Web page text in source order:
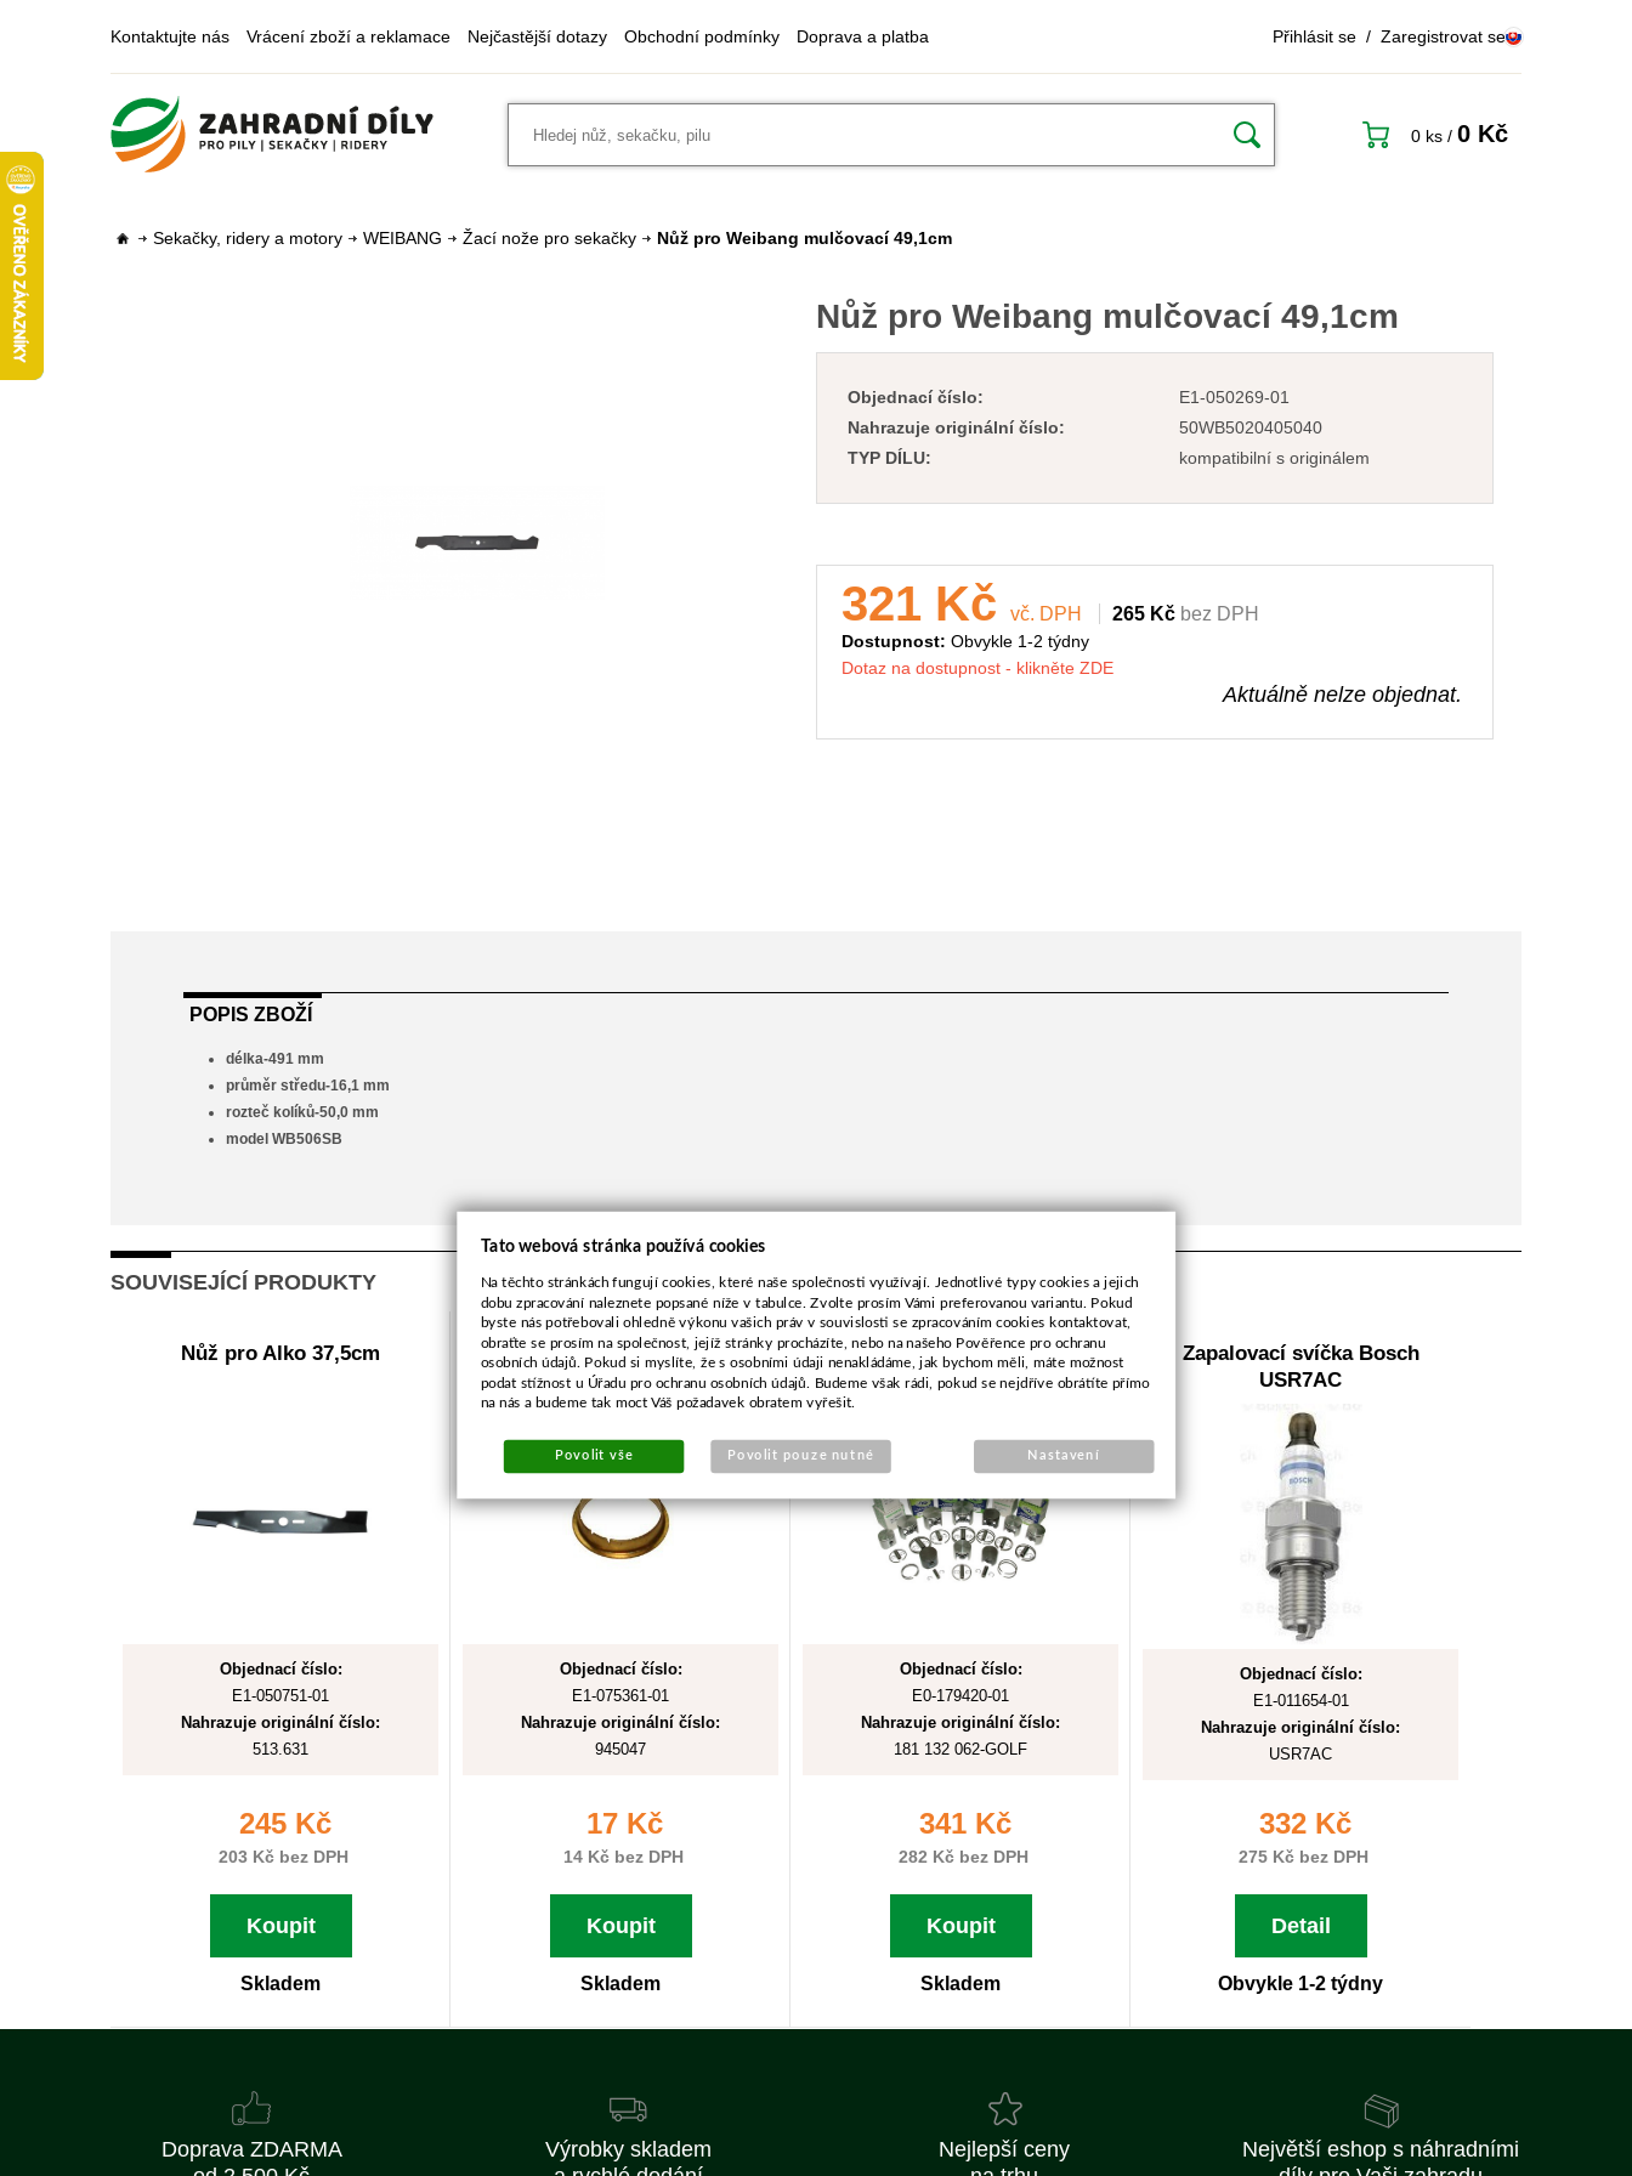
Kontaktujte nás Vrácení zboží a reklamace Nejčastější dotazy Obchodní podmínky Doprava a platba Přihlásit se / Zaregistrovat se
0 ks / 0 Kč
Sekačky, ridery a motory WEIBANG Žací nože pro sekačky Nůž pro Weibang mulčovací 49,1cm
Nůž pro Weibang mulčovací 49,1cm
Objednací číslo:
E1-050269-01
Nahrazuje originální číslo:
50WB5020405040
TYP DÍLU:
kompatibilní s originálem
321 Kč vč. DPH 265 Kč bez DPH
Dostupnost: Obvykle 1-2 týdny
Dotaz na dostupnost - klikněte ZDE
Aktuálně nelze objednat.
POPIS ZBOŽÍ
délka-491 mm
průměr středu-16,1 mm
rozteč kolíků-50,0 mm
model WB506SB
SOUVISEJÍCÍ PRODUKTY
Nůž pro Alko 37,5cm
Objednací číslo:
E1-050751-01
Nahrazuje originální číslo:
513.631
245 Kč
203 Kč bez DPH
Koupit
Skladem
Těsnící kroužek sání pro
Hecht
Objednací číslo:
E1-075361-01
Nahrazuje originální číslo:
945047
17 Kč
14 Kč bez DPH
Koupit
Skladem
Píst pro Dolmar PS5000/45mm
Objednací číslo:
E0-179420-01
Nahrazuje originální číslo:
181 132 062-GOLF
341 Kč
282 Kč bez DPH
Koupit
Skladem
Zapalovací svíčka Bosch
USR7AC
Objednací číslo:
E1-011654-01
Nahrazuje originální číslo:
USR7AC
332 Kč
275 Kč bez DPH
Detail
Obvykle 1-2 týdny
Doprava ZDARMA
Výrobky skladem
Nejlepší ceny
Největší eshop s náhradními
Tato webová stránka používá cookies
Na těchto stránkách fungují cookies, které naše společnosti využívají. Jednotlivé typy cookies a jejich
dobu zpracování naleznete popsané níže v tabulce. Zvolte prosím Vámi preferovanou variantu. Pokud
byste nás potřebovali ohledně výkonu vašich práv v souvislosti se zpracováním cookies kontaktovat,
obraťte se prosím na společnost, jejíž stránky procházíte, nebo na našeho Pověřence pro ochranu
osobních údajů. Pokud si myslíte, že s osobními údaji nenakládáme, jak bychom měli, máte možnost
podat stížnost u Úřadu pro ochranu osobních údajů. Budeme však rádi, pokud se nejdříve obrátíte přímo
na nás a budeme tak moct Váš požadavek obratem vyřešit.
Povolit vše Povolit pouze nutné Nastavení